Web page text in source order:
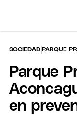
SOCIEDAD |PARQUE
Parque
en